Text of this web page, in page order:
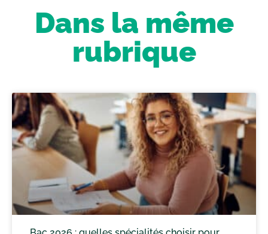
Dans la même
rubrique